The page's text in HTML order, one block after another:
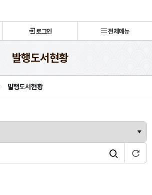
로그인 전체메뉴
발행도서현황
발행도서현황